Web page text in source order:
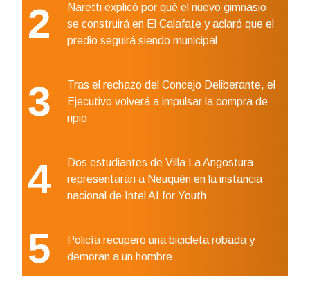
2
Naretti explicó por qué el nuevo gimnasio
se construirá en El Calafate y aclaró que el
predio seguirá siendo municipal
3
Tras el rechazo del Concejo Deliberante, el
Ejecutivo volverá a impulsar la compra de
ripio
4
Dos estudiantes de Villa La Angostura
representarán a Neuquén en la instancia
nacional de Intel AI for Youth
5
Policía recuperó una bicicleta robada y
demoran a un hombre